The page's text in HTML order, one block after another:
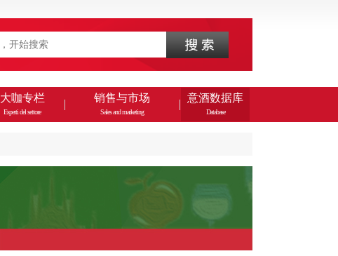
大咖专栏
Esperti del settore
销售与市场
Sales and marketing
意酒数据库
Database